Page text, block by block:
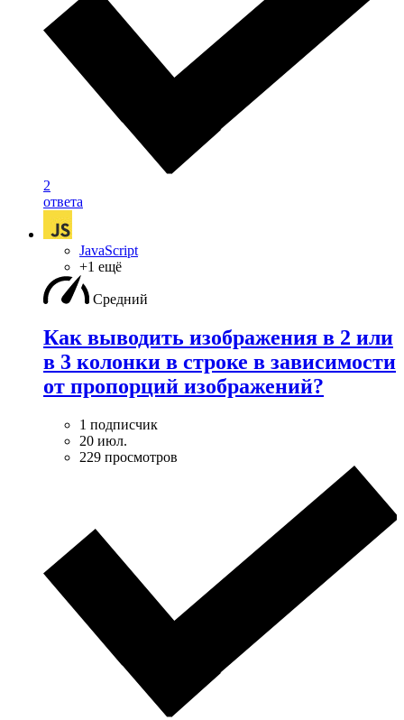
2
ответа
JavaScript
+1 ещё
Средний
Как выводить изображения в 2 или
в 3 колонки в строке в зависимости
от пропорций изображений?
1 подписчик
20 июл.
229 просмотров